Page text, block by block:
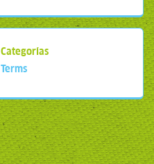
Categorías
Terms